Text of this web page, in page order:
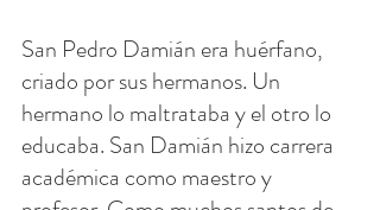
San Pedro Damián era huérfano,
criado por sus hermanos. Un
hermano lo maltrataba y el otro lo
educaba. San Damián hizo carrera
académica como maestro y